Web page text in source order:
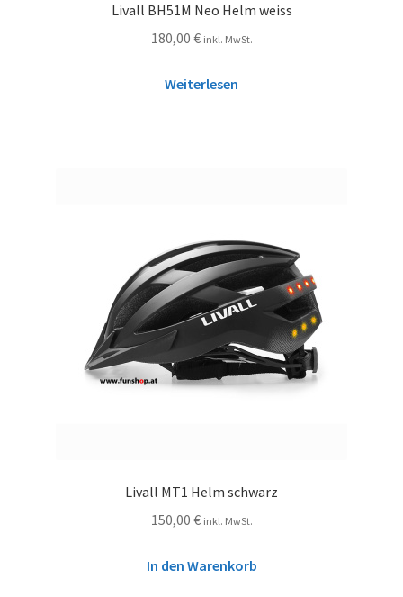
Livall BH51M Neo Helm weiss
180,00 € inkl. MwSt.
Weiterlesen
Livall MT1 Helm schwarz
150,00 € inkl. MwSt.
In den Warenkorb